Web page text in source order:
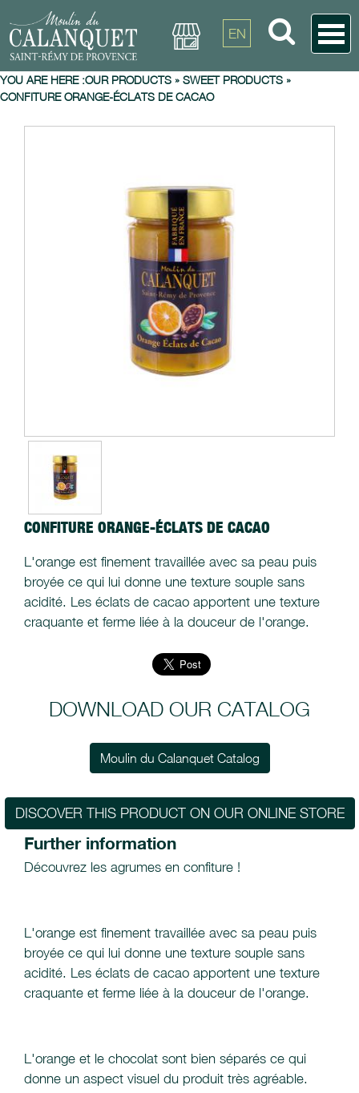
EN
YOU ARE HERE :OUR PRODUCTS » SWEET PRODUCTS »
CONFITURE ORANGE-ÉCLATS DE CACAO
CONFITURE ORANGE-ÉCLATS DE CACAO
L'orange est finement travaillée avec sa peau puis
broyée ce qui lui donne une texture souple sans
acidité. Les éclats de cacao apportent une texture
craquante et ferme liée à la douceur de l'orange.
DOWNLOAD OUR CATALOG
Moulin du Calanquet Catalog
DISCOVER THIS PRODUCT ON OUR ONLINE STORE
Further information
Découvrez les agrumes en confiture !
L'orange est finement travaillée avec sa peau puis
broyée ce qui lui donne une texture souple sans
acidité. Les éclats de cacao apportent une texture
craquante et ferme liée à la douceur de l'orange.
L'orange et le chocolat sont bien séparés ce qui
donne un aspect visuel du produit très agréable.